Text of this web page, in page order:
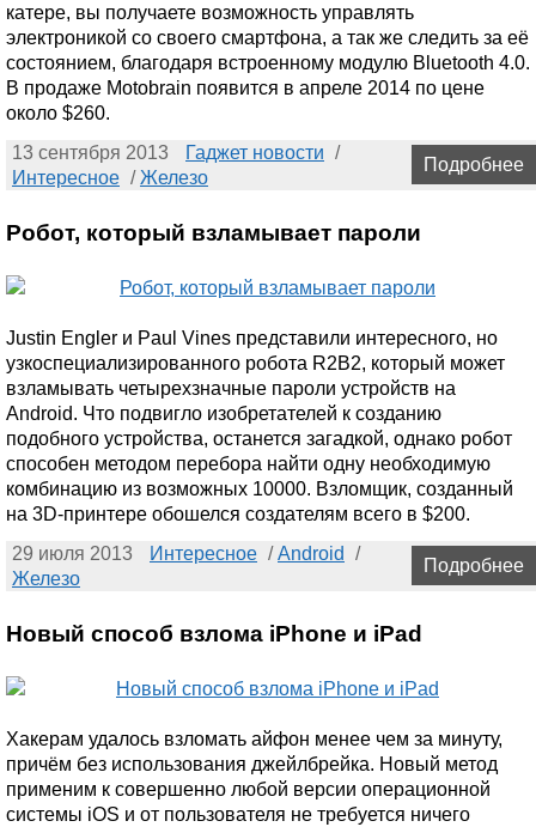
катере, вы получаете возможность управлять
электроникой со своего смартфона, а так же следить за её
состоянием, благодаря встроенному модулю Bluetooth 4.0.
В продаже Motobrain появится в апреле 2014 по цене
около $260.
13 сентября 2013
Гаджет новости /
Интересное /Железо
Подробнее
Робот, который взламывает пароли
Justin Engler и Paul Vines представили интересного, но
узкоспециализированного робота R2B2, который может
взламывать четырехзначные пароли устройств на
Android. Что подвигло изобретателей к созданию
подобного устройства, останется загадкой, однако робот
способен методом перебора найти одну необходимую
комбинацию из возможных 10000. Взломщик, созданный
на 3D-принтере обошелся создателям всего в $200.
29 июля 2013
Интересное /Android
/
Железо
Подробнее
Новый способ взлома iPhone и iPad
Хакерам удалось взломать айфон менее чем за минуту,
причём без использования джейлбрейка. Новый метод
применим к совершенно любой версии операционной
системы iOS и от пользователя не требуется ничего